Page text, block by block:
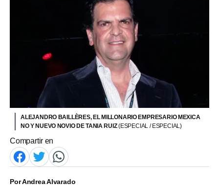
ALEJANDRO BAILLÈRES, EL MILLONARIO EMPRESARIO MEXICA
NO Y NUEVO NOVIO DE TANIA RUIZ(ESPECIAL / ESPECIAL)
Compartir en
PorAndrea Alvarado